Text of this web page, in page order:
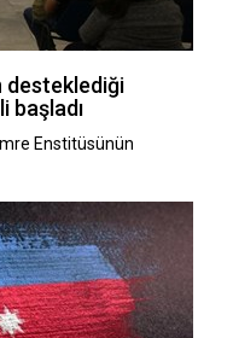
desteklediği
başladı
Enstitüsünün